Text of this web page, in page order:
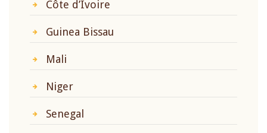
Côte d’Ivoire
Guinea Bissau
Mali
Niger
Senegal